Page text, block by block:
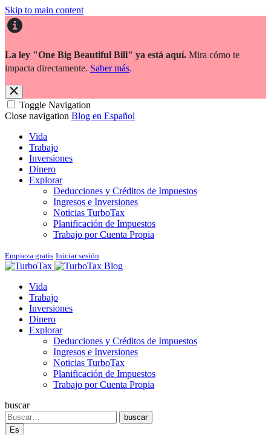
Skip to main content
La ley "One Big Beautiful Bill" ya está aquí. Mira cómo te
impacta directamente. Saber más.
Toggle Navigation
Close navigation Blog en Español
Vida
Trabajo
Inversiones
Dinero
Explorar
Deducciones y Créditos de Impuestos
Ingresos e Inversiones
Noticias TurboTax
Planificación de Impuestos
Trabajo por Cuenta Propia
Empieza gratis Iniciar sesión
Blog
Vida
Trabajo
Inversiones
Dinero
Explorar
Deducciones y Créditos de Impuestos
Ingresos e Inversiones
Noticias TurboTax
Planificación de Impuestos
Trabajo por Cuenta Propia
buscar
Search
buscar
Es